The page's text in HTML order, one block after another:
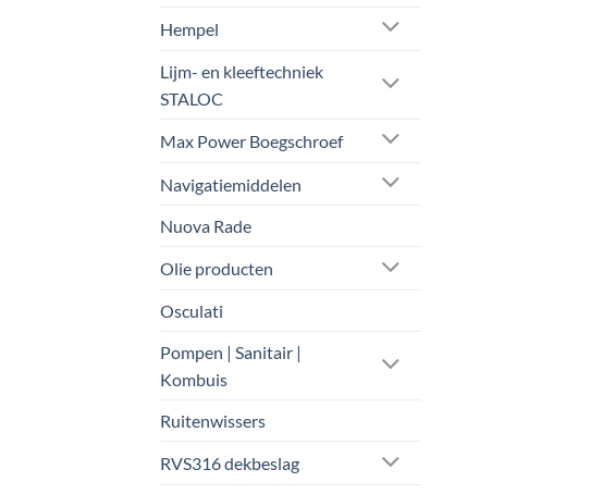
Hempel
Lijm- en kleeftechniek
STALOC
Max Power Boegschroef
Navigatiemiddelen
Nuova Rade
Olie producten
Osculati
Pompen | Sanitair |
Kombuis
Ruitenwissers
RVS316 dekbeslag